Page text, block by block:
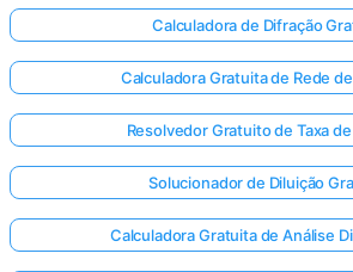
Calculadora de Difração
Calculadora Gratuita de Rede
Resolvedor Gratuito de Taxa
Solucionador de Diluição
Calculadora Gratuita de Análise